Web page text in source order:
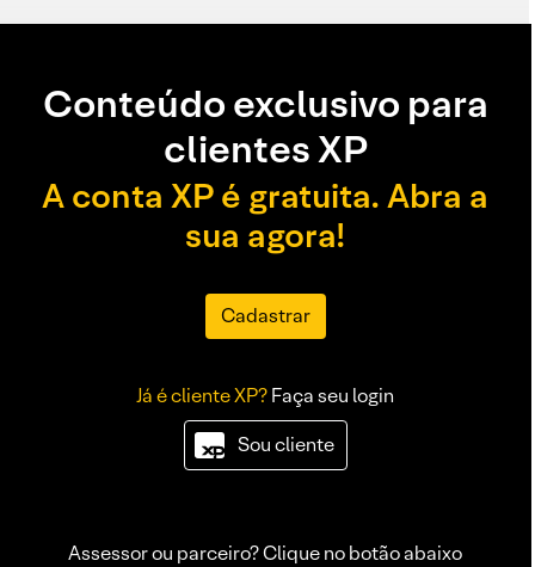
Conteúdo exclusivo para
clientes XP
A conta XP é gratuita. Abra a
sua agora!
Cadastrar
Já é cliente XP?Faça seu login
Sou cliente
Assessor ou parceiro? Clique no botão abaixo